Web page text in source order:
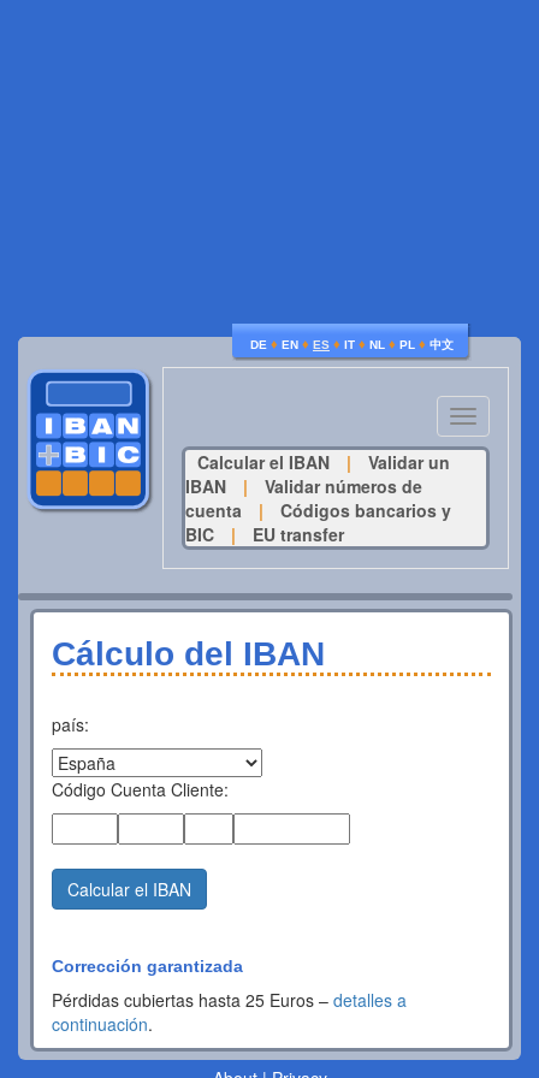
DE ♦ EN ♦ ES ♦ IT ♦ NL ♦ PL ♦ 中文
Toggle
navigation
Calcular el IBAN
|
Validar un
IBAN
|
Validar números de
cuenta
|
Códigos bancarios y
BIC
| EU transfer
Cálculo del IBAN
país:
Código Cuenta Cliente:
Calcular el IBAN
Corrección garantizada
Pérdidas cubiertas hasta 25 Euros – detalles a
continuación.